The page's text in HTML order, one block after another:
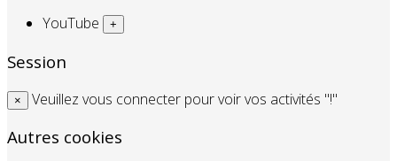
YouTube +
Session
× Veuillez vous connecter pour voir vos activités "!"
Autres cookies